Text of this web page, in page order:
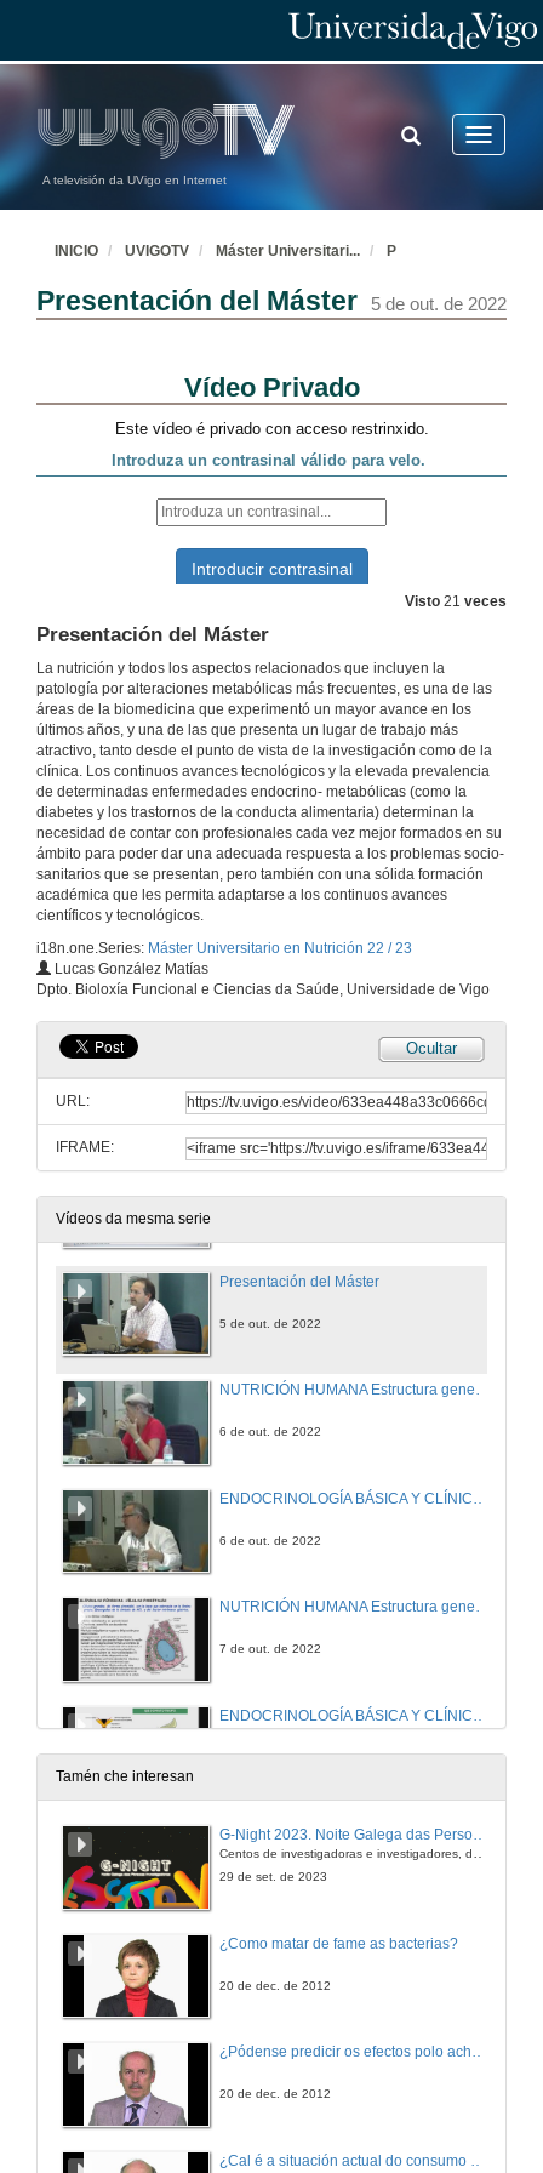
A televisión da UVigo en Internet
Toggle
TOGGLE
SEARCH
INICIO UVIGOTV Máster Universitari... P
Presentación del Máster 5 de out. de 2022
Visto 21 veces
Presentación del Máster
La nutrición y todos los aspectos relacionados que incluyen la
patología por alteraciones metabólicas más frecuentes, es una de las
áreas de la biomedicina que experimentó un mayor avance en los
últimos años, y una de las que presenta un lugar de trabajo más
atractivo, tanto desde el punto de vista de la investigación como de la
clínica. Los continuos avances tecnológicos y la elevada prevalencia
de determinadas enfermedades endocrino- metabólicas (como la
diabetes y los trastornos de la conducta alimentaria) determinan la
necesidad de contar con profesionales cada vez mejor formados en su
ámbito para poder dar una adecuada respuesta a los problemas socio-
sanitarios que se presentan, pero también con una sólida formación
académica que les permita adaptarse a los continuos avances
científicos y tecnológicos.
i18n.one.Series: Máster Universitario en Nutrición 22 / 23
Lucas González Matías
Dpto. Bioloxía Funcional e Ciencias da Saúde, Universidade de Vigo
Ocultar
URL:
IFRAME:
Vídeos da mesma serie
Seminario de Revisión / Meta-Análisis para TFM
Presentación del Máster
5 de out. de 2022
NUTRICIÓN HUMANA Estructura general del sistema digestivo (I)
6 de out. de 2022
6 de out. de 2022
NUTRICIÓN HUMANA Estructura general del sistema digestivo (II)
7 de out. de 2022
7 de out. de 2022
Tamén che interesan
G-Night 2023. Noite Galega das Persoas Investigadoras. Conciencias creativas
29 de set. de 2023
¿Como matar de fame as bacterias?
20 de dec. de 2012
¿Pódense predicir os efectos polo achegamento á Terra dos asteroides?
20 de dec. de 2012